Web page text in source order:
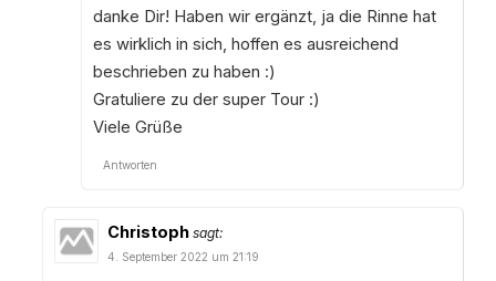
danke Dir! Haben wir ergänzt, ja die Rinne hat
es wirklich in sich, hoffen es ausreichend
beschrieben zu haben :)
Gratuliere zu der super Tour :)
Viele Grüße
Antworten
Christoph sagt:
4. September 2022 um 21:19